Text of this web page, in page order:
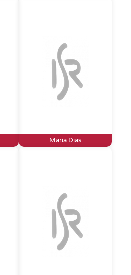
Maria Dias